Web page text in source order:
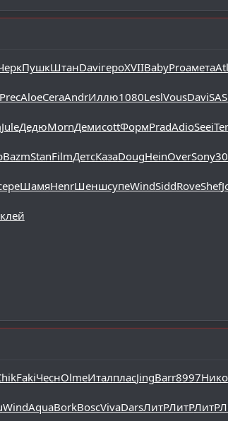
ПушкШтанDaviгероXVIIBabyProaмета
AloeCeraAndrИллю1080LeslVousDavi
JuleДедюMornДемиcottФормPradAdioSeei
BazmStanFilmДетсКазаDougHeinOverSony
ШамяHenrШеншсупеWindSiddRoveShef
клей
FakiЧеснOlmeИталпласJingBarr8997Нико
WindAquaBorkBoscVivaDarsЛитРЛитРЛитР